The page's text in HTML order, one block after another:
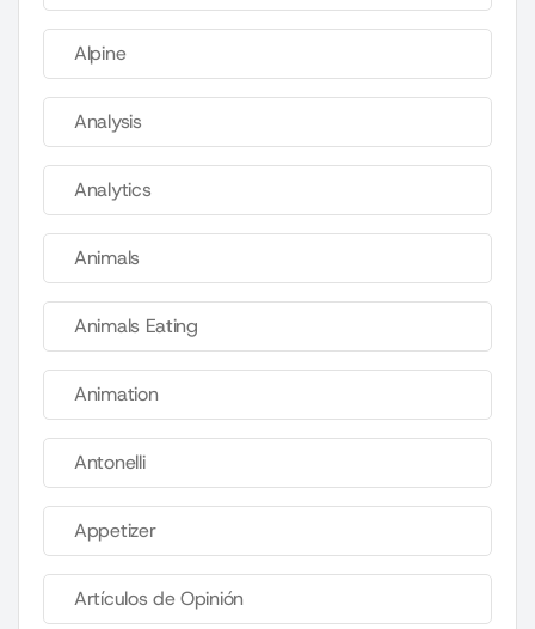
Alpine
Analysis
Analytics
Animals
Animals Eating
Animation
Antonelli
Appetizer
Artículos de Opinión